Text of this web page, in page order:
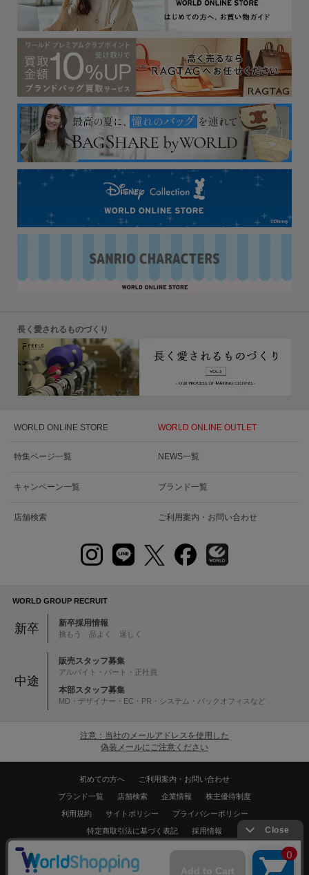
長く愛されるものづくり
WORLD ONLINE STORE WORLD ONLINE OUTLET
特集ページ一覧 NEWS一覧
キャンペーン一覧 ブランド一覧
店舗検索 ご利用案内・お問い合わせ
WORLD GROUP RECRUIT
新卒 新卒採用情報
挑もう 品よく 逞しく
中途
販売スタッフ募集
アルバイト・パート・正社員
本部スタッフ募集
MD・デザイナー・EC・PR・システム・バックオフィスなど
注意：当社のメールアドレスを使用した
偽装メールにご注意ください
初めての方へ ご利用案内・お問い合わせ
ブランド一覧 店舗検索 企業情報 株主優待制度
利用規約 サイトポリシー プライバシーポリシー
特定商取引法に基づく表記 採用情報
Copyrights © WORLD CO.,LTD. All rights reserved.